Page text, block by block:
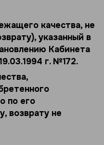
качества, не
указанный в
Кабинета
г. №172.
по его
возврату не